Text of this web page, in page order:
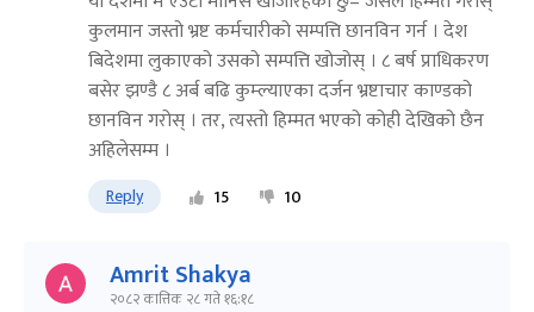
कुलमान जस्तो भ्रष्ट कर्मचारीको सम्पत्ति छानविन गर्न । देश
बिदेशमा लुकाएको उसको सम्पत्ति खोजोस् । ८ बर्ष प्राधिकरण
बसेर झण्डै ८ अर्ब बढि कुम्ल्याएका दर्जन भ्रष्टाचार काण्डको
छानविन गरोस् । तर, त्यस्तो हिम्मत भएको कोही देखिको छैन
अहिलेसम्म ।
Reply 15 10
Amrit Shakya
२०८२ कात्तिक २८ गते १६:१८